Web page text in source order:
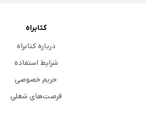
کتابراه
درباره کتابراه
شرایط استفاده
حریم خصوصی
فرصت‌های شغلی